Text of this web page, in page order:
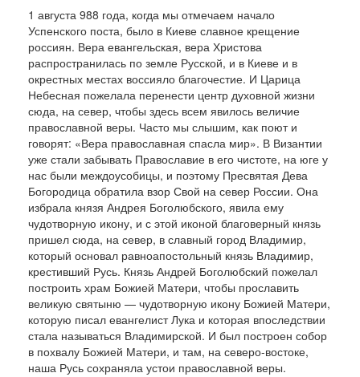
1 августа 988 года, когда мы отмечаем на­чало
Успенского поста, было в Киеве славное крещение
россиян. Вера евангельская, вера Христова
распространилась по земле Русской, и в Киеве и в
окрестных местах воссияло благочестие. И Ца­рица
Небесная пожелала перенести центр духов­ной жизни
сюда, на север, чтобы здесь всем явилось величие
православной веры. Часто мы слы­шим, как поют и
говорят: «Вера православная спасла мир». В Византии
уже стали забывать Пра­вославие в его чистоте, на юге у
нас были междоусо­бицы, и поэтому Пресвятая Дева
Богороди­ца обратила взор Свой на север России. Она
из­брала князя Андрея Боголюбского, явила ему
чудотворную икону, и с этой иконой благоверный князь
пришел сюда, на север, в славный город Владимир,
который основал равноапостольный князь Владимир,
крестивший Русь. Князь Андрей Боголюбский пожелал
построить храм Божией Мате­ри, чтобы прославить
великую святыню — чудо­творную икону Божией Матери,
которую писал евангелист Лука и которая впоследствии
стала называться Владимирской. И был построен со­бор
в похвалу Божией Матери, и там, на северо-востоке,
наша Русь сохраняла устои православной веры.